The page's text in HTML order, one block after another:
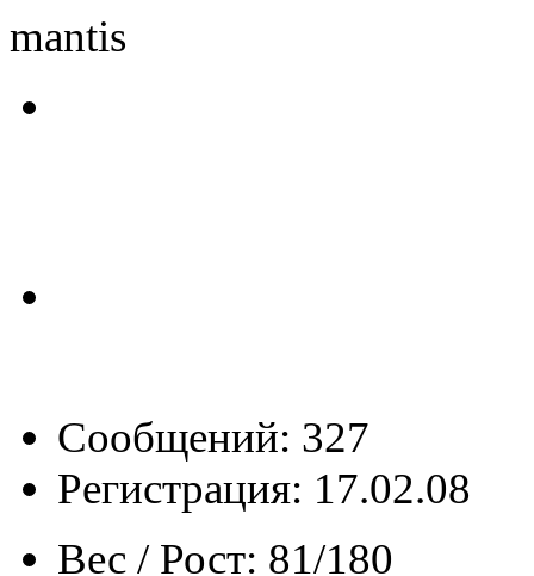
mantis
Сообщений: 327
Регистрация: 17.02.08
Вес / Рост: 81/180